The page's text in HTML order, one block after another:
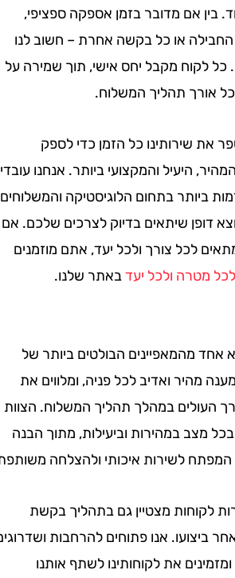
מדובר בזמן אספקה ספציפי,
או כל בקשה אחרת – חשוב לנו
מקבל יחס אישי, תוך שמירה על
תהליך המשלוח.
שירותינו כל הזמן כדי לספק
היעיל והמקצועי ביותר. אנחנו עובדים
בתחום הלוגיסטיקה והמשלוחים,
שיתאים בדיוק לצרכים שלכם. אם
צורך ולכל יעד, אתם מוזמנים
ולכל יעדבאתר שלנו.
מהמאפיינים הבולטים ביותר של
ואדיב לכל פניה, ומלווים את
במהלך תהליך המשלוח. הצוות
במהירות וביעילות, מתוך הבנה
לשירות איכותי ולהצלחה משותפת.
מצטיין גם בתהליך בקשת
אנו פתוחים להרחבות ושדרוגים
את לקוחותינו לשתף אותנו